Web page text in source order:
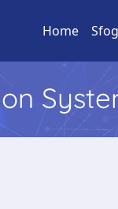
Home